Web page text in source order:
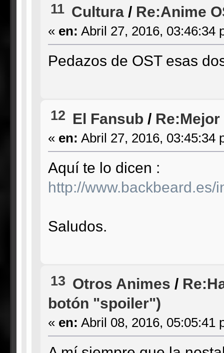
11 Cultura/ Re:Anime
« en: Abril 27, 2016, 03:46:34
Pedazos de OST esas
12 El Fansub /
« en: Abril 27, 2016, 03:45:34
Aquí te lo dicen :
http://
Saludos.
13 Otros Animes /
botón "spoiler")
« en: Abril 08, 2016, 05:05:41